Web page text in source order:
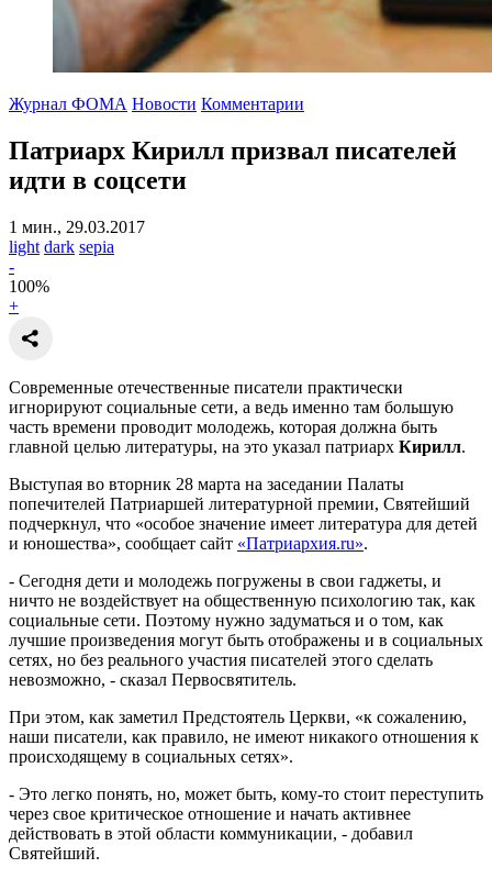
Журнал ФОМА Новости Комментарии
Патриарх Кирилл призвал писателей
идти в соцсети
1 мин., 29.03.2017
light dark sepia
-
100%
+
Современные отечественные писатели практически
игнорируют социальные сети, а ведь именно там большую
часть времени проводит молодежь, которая должна быть
главной целью литературы, на это указал патриарх Кирилл.
Выступая во вторник 28 марта на заседании Палаты
попечителей Патриаршей литературной премии, Святейший
подчеркнул, что «особое значение имеет литература для детей
и юношества», сообщает сайт «Патриархия.ru».
- Сегодня дети и молодежь погружены в свои гаджеты, и
ничто не воздействует на общественную психологию так, как
социальные сети. Поэтому нужно задуматься и о том, как
лучшие произведения могут быть отображены и в социальных
сетях, но без реального участия писателей этого сделать
невозможно, - сказал Первосвятитель.
При этом, как заметил Предстоятель Церкви, «к сожалению,
наши писатели, как правило, не имеют никакого отношения к
происходящему в социальных сетях».
- Это легко понять, но, может быть, кому-то стоит переступить
через свое критическое отношение и начать активнее
действовать в этой области коммуникации, - добавил
Святейший.